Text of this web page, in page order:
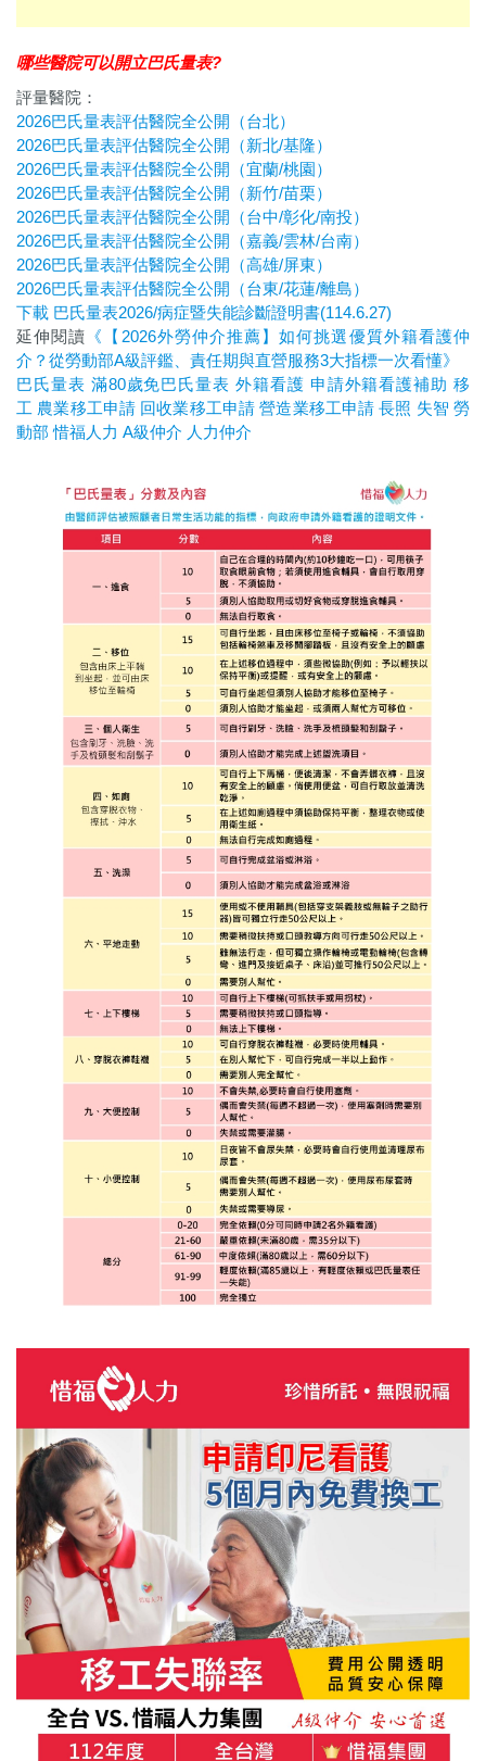
哪些醫院可以開立巴氏量表?
評量醫院：
2026巴氏量表評估醫院全公開（台北）
2026巴氏量表評估醫院全公開（新北/基隆）
2026巴氏量表評估醫院全公開（宜蘭/桃園）
2026巴氏量表評估醫院全公開（新竹/苗栗）
2026巴氏量表評估醫院全公開（台中/彰化/南投）
2026巴氏量表評估醫院全公開（嘉義/雲林/台南）
2026巴氏量表評估醫院全公開（高雄/屏東）
2026巴氏量表評估醫院全公開（台東/花蓮/離島）
下載 巴氏量表2026/病症暨失能診斷證明書(114.6.27)
延伸閱讀 《【2026外勞仲介推薦】如何挑選優質外籍看護仲
介？從勞動部A級評鑑、責任期與直營服務3大指標一次看懂》
巴氏量表 滿80歲免巴氏量表 外籍看護 申請外籍看護補助 移
工 農業移工申請 回收業移工申請 營造業移工申請 長照 失智 勞
動部 惜福人力 A級仲介 人力仲介